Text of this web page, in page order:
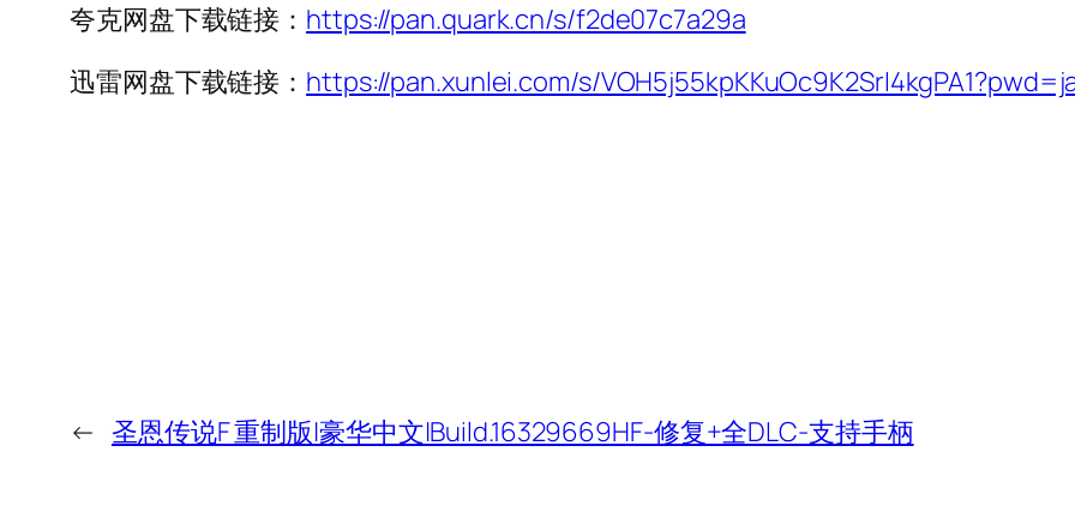
夸克网盘下载链接： https://pan.quark.cn/s/f2de07c7a29a
迅雷网盘下载链接： https://pan.xunlei.com/s/
← 圣恩传说F 重制版|豪华中文|Build.16329669HF-修复+全DLC-支持手柄